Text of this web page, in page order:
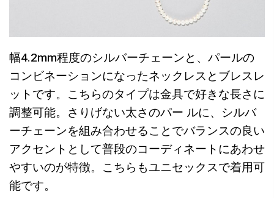
幅4.2mm程度のシルバーチェーンと、パールの
コンビネーションになったネックレスとブレスレ
ットです。こちらのタイプは金具で好きな長さに
調整可能。さりげない太さのパー ルに、シルバ
ーチェーンを組み合わせることでバランスの良い
アクセントとして普段のコーディネートにあわせ
やすいのが特徴。こちらもユニセックスで着用可
能です。